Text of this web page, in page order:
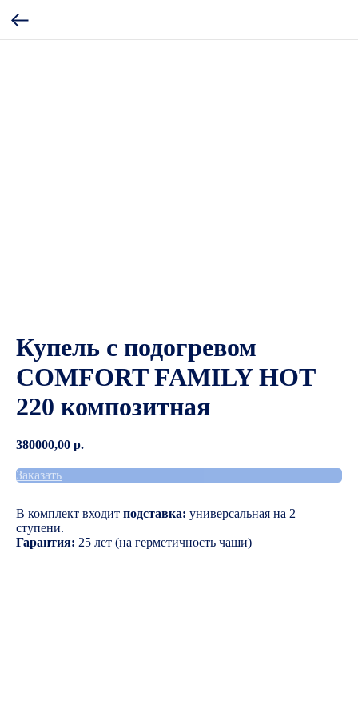
Купель с подогревом
COMFORT FAMILY HOT
220 композитная
380000,00 р.
Заказать
В комплект входит подставка: универсальная на 2
ступени.
Гарантия: 25 лет (на герметичность чаши)